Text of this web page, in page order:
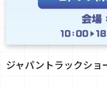
ジャパントラックショ